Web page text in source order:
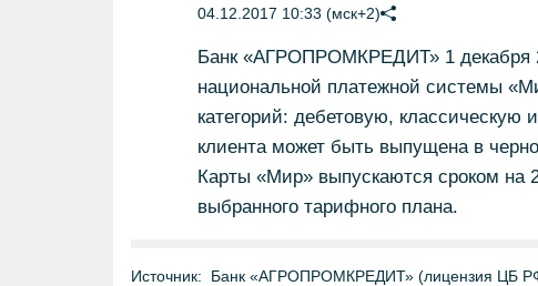
04.12.2017 10:33 (мск+2)
Банк «АГРОПРОМКРЕДИТ» 1 декабря
национальной платежной системы
категорий: дебетовую,
клиента может быть выпущена в
Карты «Мир» выпускаются сроком на
выбранного тарифного плана.
Источник: Банк «АГРОПРОМКРЕДИТ» (лицензия ЦБ